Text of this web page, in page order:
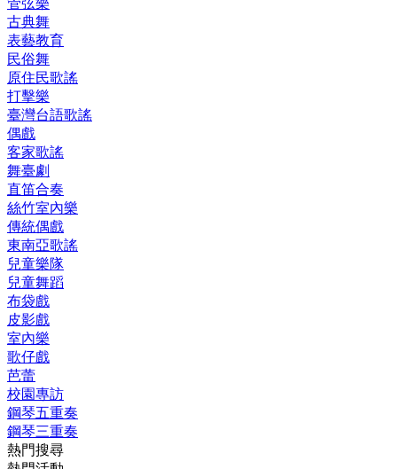
古典舞
表藝教育
民俗舞
原住民歌謠
打擊樂
臺灣台語歌謠
偶戲
客家歌謠
舞臺劇
直笛合奏
絲竹室內樂
傳統偶戲
東南亞歌謠
兒童樂隊
兒童舞蹈
布袋戲
皮影戲
室內樂
歌仔戲
芭蕾
校園專訪
鋼琴五重奏
鋼琴三重奏
熱門搜尋